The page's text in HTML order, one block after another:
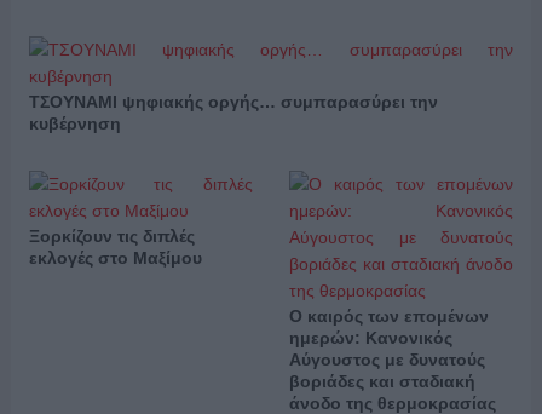
ΤΣΟΥΝΑΜΙ ψηφιακής οργής… συμπαρασύρει την
κυβέρνηση
Ξορκίζουν τις διπλές
εκλογές στο Μαξίμου
Ο καιρός των επομένων
ημερών: Κανονικός
Αύγουστος με δυνατούς
βοριάδες και σταδιακή
άνοδο της θερμοκρασίας